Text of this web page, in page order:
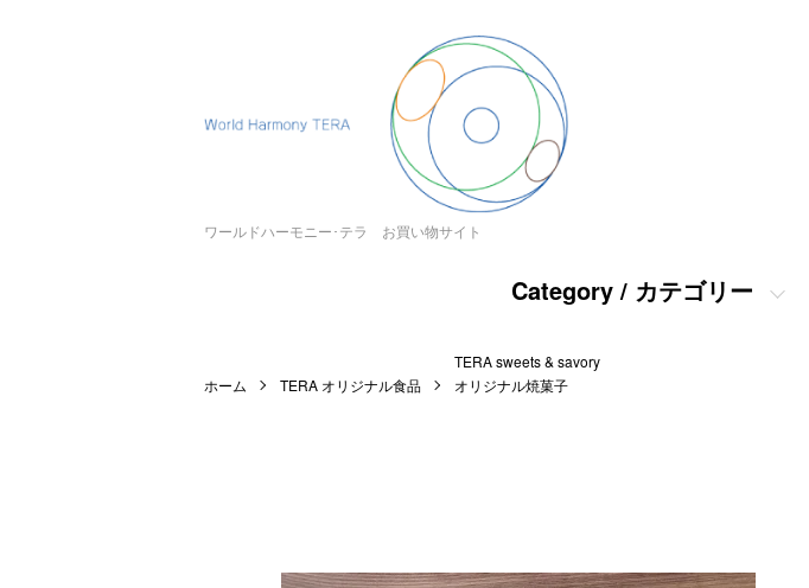
ワールドハーモニー･テラ お買い物サイト
Category / カテゴリー
ホーム TERA オリジナル食品
TERA sweets & savory
オリジナル焼菓子